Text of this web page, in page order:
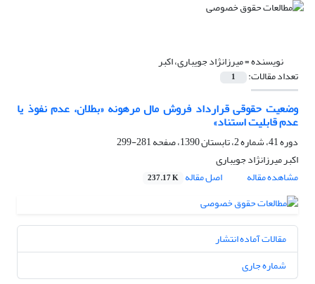
نویسنده =میرزانژاد جویباری، اکبر
تعداد مقالات: 1
وضعیت حقوقی قرارداد فروش مال مرهونه «بطلان، عدم نفوذ یا
عدم قابلیت استناد»
دوره 41، شماره 2، تابستان 1390، صفحه
281-299
اکبر میرزانژاد جویباری
مشاهده مقاله
اصل مقاله 237.17 K
مقالات آماده انتشار
شماره جاری